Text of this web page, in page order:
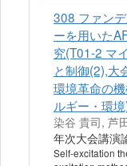
308 ファン
ーを用いた
究(T01-2 マ
と制御(2),大
環境革命の
ルギー・環
染谷 貴司, 芦
年次大会講演
Self-excitation